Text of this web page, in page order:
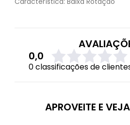
0,0
0 classificações de
APROVEITE E